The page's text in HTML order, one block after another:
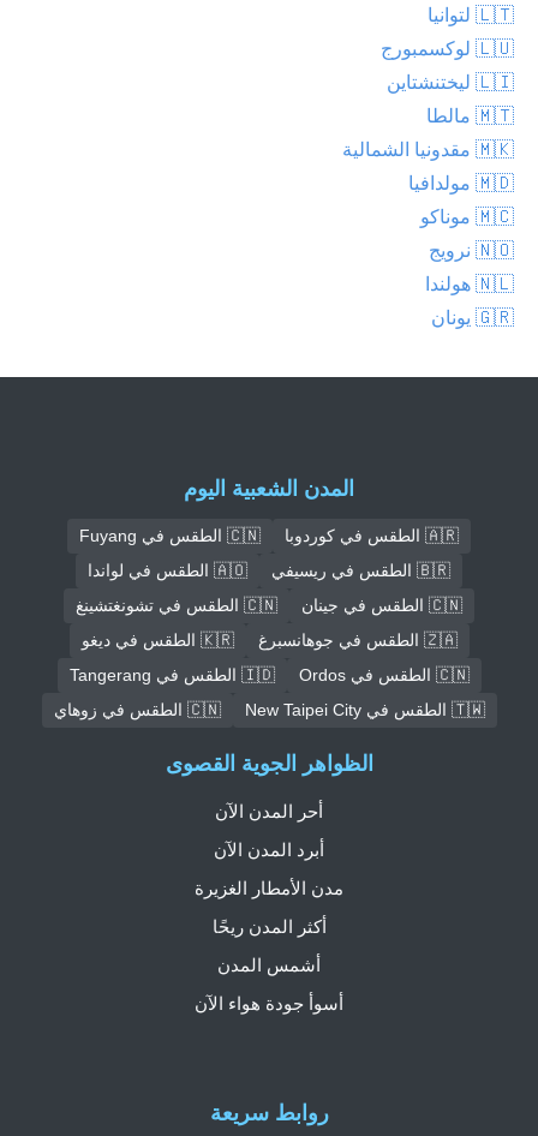
🇱🇹 لتوانيا
🇱🇺 لوكسمبورج
🇱🇮 ليختنشتاين
🇲🇹 مالطا
🇲🇰 مقدونيا الشمالية
🇲🇩 مولدافيا
🇲🇨 موناكو
🇳🇴 نرويج
🇳🇱 هولندا
🇬🇷 يونان
المدن الشعبية اليوم
🇦🇷 الطقس في كوردوبا
🇨🇳 الطقس في Fuyang
🇧🇷 الطقس في ريسيفي
🇦🇴 الطقس في لواندا
🇨🇳 الطقس في جينان
🇨🇳 الطقس في تشونغتشينغ
🇿🇦 الطقس في جوهانسبرغ
🇰🇷 الطقس في ديغو
🇨🇳 الطقس في Ordos
🇮🇩 الطقس في Tangerang
🇹🇼 الطقس في New Taipei City
🇨🇳 الطقس في زوهاي
روابط سريعة
الظواهر الجوية القصوى
أحر المدن الآن
أبرد المدن الآن
مدن الأمطار الغزيرة
أكثر المدن ريحًا
أشمس المدن
أسوأ جودة هواء الآن